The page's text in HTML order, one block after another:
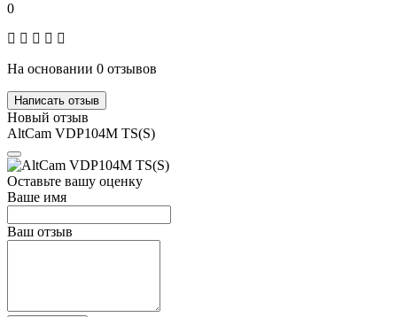
0
На основании 0 отзывов
Написать отзыв
Новый отзыв
AltCam VDP104M TS(S)
Оставьте вашу оценку
Ваше имя
Ваш отзыв